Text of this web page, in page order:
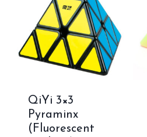
QiYi 3×3
Pyraminx
(Fluorescent